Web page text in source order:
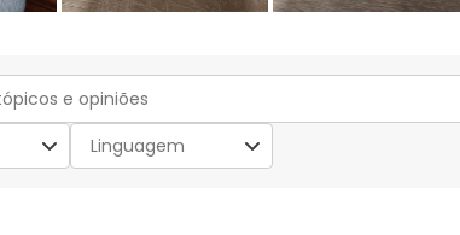
Linguagem